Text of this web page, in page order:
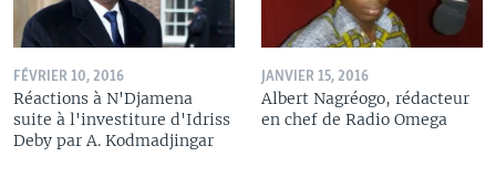
FÉVRIER 10, 2016
Réactions à N'Djamena
suite à l'investiture d'Idriss
Deby par A. Kodmadjingar
JANVIER 15, 2016
Albert Nagréogo, rédacteur
en chef de Radio Omega